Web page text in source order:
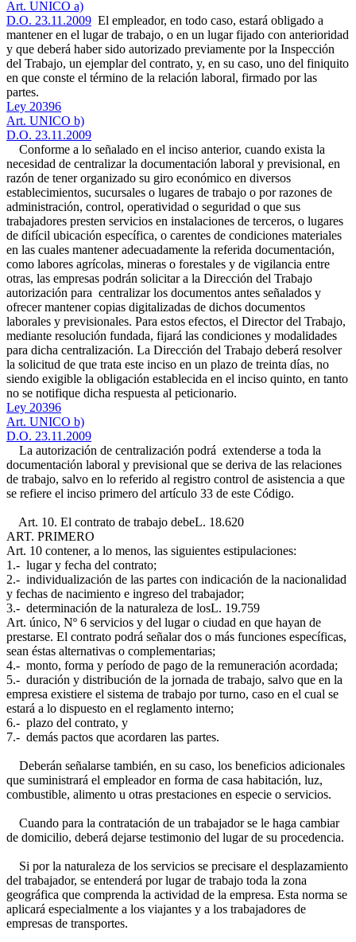
Art. UNICO a)
D.O. 23.11.2009 El empleador, en todo caso, estará obligado a
mantener en el lugar de trabajo, o en un lugar fijado con anterioridad
y que deberá haber sido autorizado previamente por la Inspección
del Trabajo, un ejemplar del contrato, y, en su caso, uno del finiquito
en que conste el término de la relación laboral, firmado por las
partes.
Ley 20396
Art. UNICO b)
D.O. 23.11.2009
Conforme a lo señalado en el inciso anterior, cuando exista la
necesidad de centralizar la documentación laboral y previsional, en
razón de tener organizado su giro económico en diversos
establecimientos, sucursales o lugares de trabajo o por razones de
administración, control, operatividad o seguridad o que sus
trabajadores presten servicios en instalaciones de terceros, o lugares
de difícil ubicación específica, o carentes de condiciones materiales
en las cuales mantener adecuadamente la referida documentación,
como labores agrícolas, mineras o forestales y de vigilancia entre
otras, las empresas podrán solicitar a la Dirección del Trabajo
autorización para centralizar los documentos antes señalados y
ofrecer mantener copias digitalizadas de dichos documentos
laborales y previsionales. Para estos efectos, el Director del Trabajo,
mediante resolución fundada, fijará las condiciones y modalidades
para dicha centralización. La Dirección del Trabajo deberá resolver
la solicitud de que trata este inciso en un plazo de treinta días, no
siendo exigible la obligación establecida en el inciso quinto, en tanto
no se notifique dicha respuesta al peticionario.
Ley 20396
Art. UNICO b)
D.O. 23.11.2009
La autorización de centralización podrá extenderse a toda la
documentación laboral y previsional que se deriva de las relaciones
de trabajo, salvo en lo referido al registro control de asistencia a que
se refiere el inciso primero del artículo 33 de este Código.
Art. 10. El contrato de trabajo debeL. 18.620
ART. PRIMERO
Art. 10 contener, a lo menos, las siguientes estipulaciones:
1.- lugar y fecha del contrato;
2.- individualización de las partes con indicación de la nacionalidad
y fechas de nacimiento e ingreso del trabajador;
3.- determinación de la naturaleza de losL. 19.759
Art. único, Nº 6 servicios y del lugar o ciudad en que hayan de
prestarse. El contrato podrá señalar dos o más funciones específicas,
sean éstas alternativas o complementarias;
4.- monto, forma y período de pago de la remuneración acordada;
5.- duración y distribución de la jornada de trabajo, salvo que en la
empresa existiere el sistema de trabajo por turno, caso en el cual se
estará a lo dispuesto en el reglamento interno;
6.- plazo del contrato, y
7.- demás pactos que acordaren las partes.
Deberán señalarse también, en su caso, los beneficios adicionales
que suministrará el empleador en forma de casa habitación, luz,
combustible, alimento u otras prestaciones en especie o servicios.
Cuando para la contratación de un trabajador se le haga cambiar
de domicilio, deberá dejarse testimonio del lugar de su procedencia.
Si por la naturaleza de los servicios se precisare el desplazamiento
del trabajador, se entenderá por lugar de trabajo toda la zona
geográfica que comprenda la actividad de la empresa. Esta norma se
aplicará especialmente a los viajantes y a los trabajadores de
empresas de transportes.